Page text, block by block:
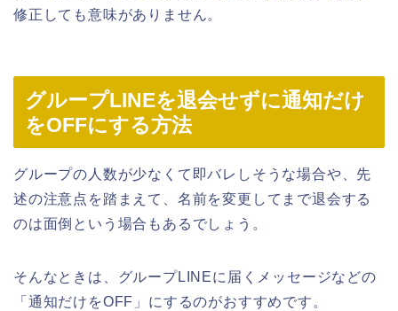
修正しても意味がありません。
グループLINEを退会せずに通知だけ
をOFFにする方法
グループの人数が少なくて即バレしそうな場合や、先
述の注意点を踏まえて、名前を変更してまで退会する
のは面倒という場合もあるでしょう。
そんなときは、グループLINEに届くメッセージなどの
「通知だけをOFF」にするのがおすすめです。